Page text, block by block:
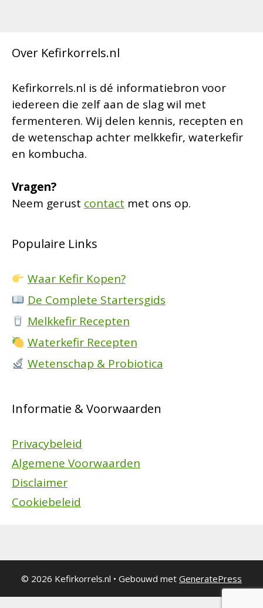
Over Kefirkorrels.nl
Kefirkorrels.nl is dé informatiebron voor
iedereen die zelf aan de slag wil met
fermenteren. Wij delen kennis, recepten en
de wetenschap achter melkkefir, waterkefir
en kombucha.
Vragen?
Neem gerust contact met ons op.
Populaire Links
Waar Kefir Kopen?
De Complete Startersgids
Melkkefir Recepten
Waterkefir Recepten
Wetenschap & Probiotica
Informatie & Voorwaarden
Privacybeleid
Algemene Voorwaarden
Disclaimer
Cookiebeleid
© 2026 Kefirkorrels.nl • Gebouwd met GeneratePress